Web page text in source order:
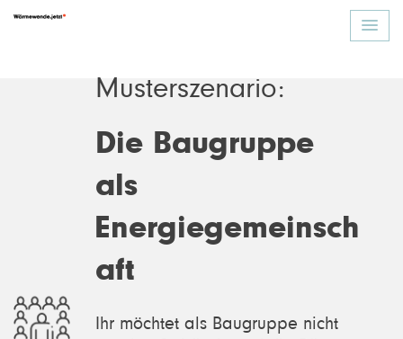
Musterszenario:
Die Baugruppe
als
Energiegemeinsch
aft
Ihr möchtet als Baugruppe nicht